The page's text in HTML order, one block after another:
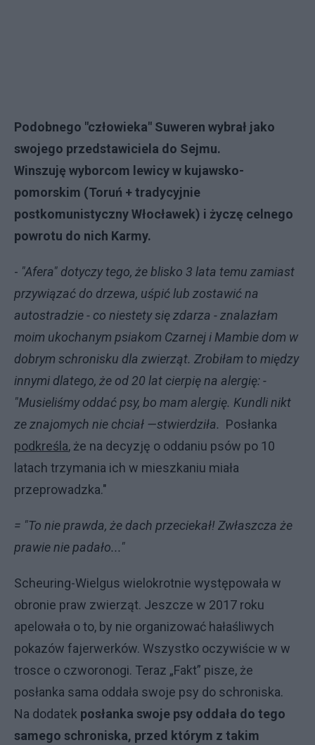
Podobnego "człowieka" Suweren wybrał jako
swojego przedstawiciela do Sejmu.
Winszuję wyborcom lewicy w kujawsko-
pomorskim (Toruń + tradycyjnie
postkomunistyczny Włocławek) i życzę celnego
powrotu do nich Karmy.
- "Afera" dotyczy tego, że blisko 3 lata temu zamiast
przywiązać do drzewa, uśpić lub zostawić na
autostradzie - co niestety się zdarza - znalazłam
moim ukochanym psiakom Czarnej i Mambie dom w
dobrym schronisku dla zwierząt. Zrobiłam to między
innymi dlatego, że od 20 lat cierpię na alergię: -
"Musieliśmy oddać psy, bo mam alergię. Kundli nikt
ze znajomych nie chciał —stwierdziła. Posłanka
podkreśla, że na decyzję o oddaniu psów po 10
latach trzymania ich w mieszkaniu miała
przeprowadzka."
= "To nie prawda, że dach przeciekał! Zwłaszcza że
prawie nie padało..."
Scheuring-Wielgus wielokrotnie występowała w
obronie praw zwierząt. Jeszcze w 2017 roku
apelowała o to, by nie organizować hałaśliwych
pokazów fajerwerków. Wszystko oczywiście w w
trosce o czworonogi. Teraz „Fakt” pisze, że
posłanka sama oddała swoje psy do schroniska.
Na dodatek posłanka swoje psy oddała do tego
samego schroniska, przed którym z takim